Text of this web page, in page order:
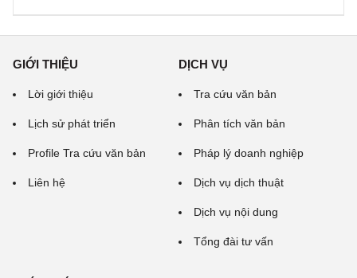
GIỚI THIỆU
Lời giới thiệu
Lịch sử phát triển
Profile Tra cứu văn bản
Liên hệ
DỊCH VỤ
Tra cứu văn bản
Phân tích văn bản
Pháp lý doanh nghiệp
Dịch vụ dịch thuật
Dịch vụ nội dung
Tổng đài tư vấn